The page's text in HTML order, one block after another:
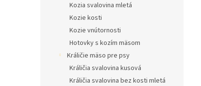
Kozia svalovina mletá
Kozie kosti
Kozie vnútornosti
Hotovky s kozím mäsom
Králičie mäso pre psy
Králičia svalovina kusová
Králičia svalovina bez kosti mletá